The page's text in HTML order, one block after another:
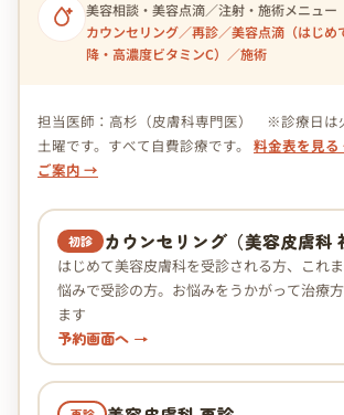
美容相談・美容点滴／注射・施術メニュー
カウンセリング／再診／美容点滴（はじめ
降・高濃度ビタミンC）／施術
担当医師：高杉（皮膚科専門医） ※診療日は
土曜です。すべて自費診療です。 料金表を見
ご案内 →
初診 カウンセリング（美容皮膚科
はじめて美容皮膚科を受診される方、これ
悩みで受診の方。お悩みをうかがって治療
ます
予約画面へ →